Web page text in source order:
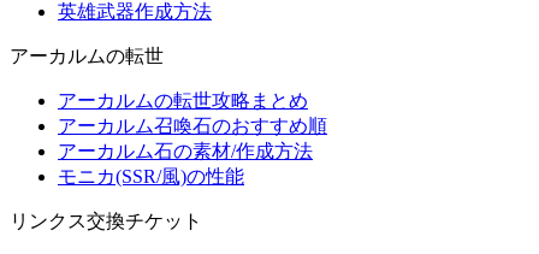
英雄武器作成方法
アーカルムの転世
アーカルムの転世攻略まとめ
アーカルム召喚石のおすすめ順
アーカルム石の素材/作成方法
モニカ(SSR/風)の性能
リンクス交換チケット